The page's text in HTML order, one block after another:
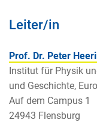
Leiter/in
Prof. Dr. Peter
Institut für Physik
und Geschichte,
Auf dem Campus 1
24943 Flensburg